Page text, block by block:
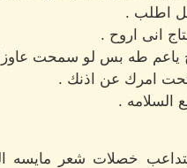
اطلب .
انى اروح .
طه بس لو سمحت
امرك عن اذنك .
السلامه .
خصلات شعر مايسه